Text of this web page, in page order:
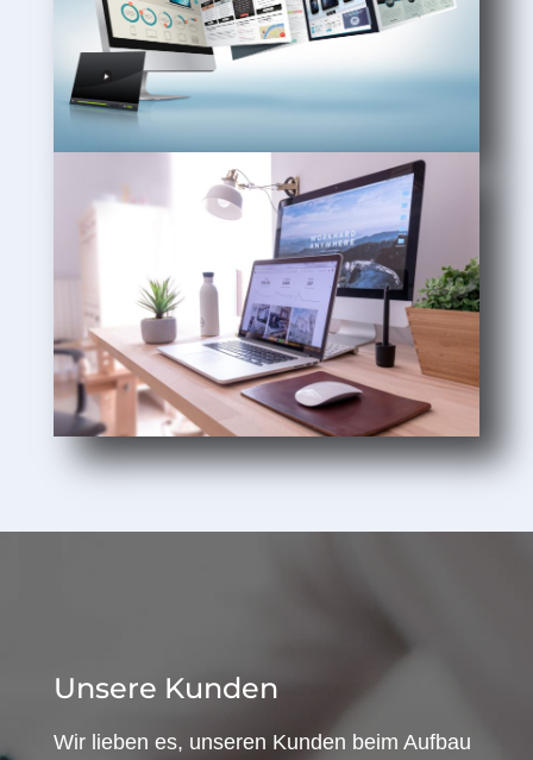
Unsere Kunden
Wir lieben es, unseren Kunden beim Aufbau